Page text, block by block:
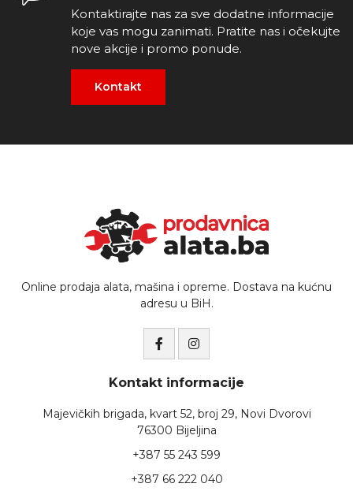
Kontaktirajte nas za sve dodatne informacije
koje vas mogu zanimati. Pratite nas i očekujte
nove akcije i promo ponude.
Kontakt
Online prodaja alata, mašina i opreme. Dostava na kućnu
adresu u BiH.
Kontakt informacije
Majevičkih brigada, kvart 52, broj 29, Novi Dvorovi
76300 Bijeljina
+387 55 243 599
+387 66 222 040